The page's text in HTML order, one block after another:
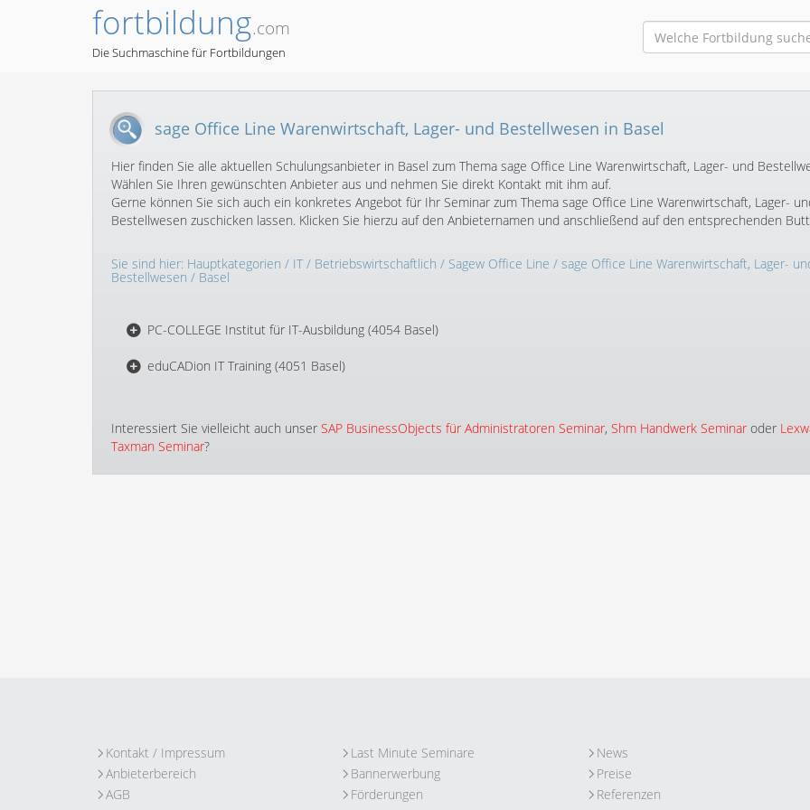
fortbildung.com
Die Suchmaschine für Fortbildungen
sage Office Line Warenwirtschaft, Lager- und Bestellwesen in Basel
Hier finden Sie alle aktuellen Schulungsanbieter in Basel zum Thema sage Office Line Warenwirtschaft, Lager- und
Wählen Sie Ihren gewünschten Anbieter aus und nehmen Sie direkt Kontakt mit ihm auf.
Gerne können Sie sich auch ein konkretes Angebot für Ihr Seminar zum Thema sage Office Line Warenwirtschaft, Lager-
Bestellwesen zuschicken lassen. Klicken Sie hierzu auf den Anbieternamen und anschließend auf den entsprechenden
Sie sind hier: Hauptkategorien / IT/ Betriebswirtschaftlich / Sagew Office Line / sage Office Line Warenwirtschaft, Lager-
Bestellwesen / Basel
PC-COLLEGE Institut für IT-Ausbildung (4054 Basel)
eduCADion IT Training (4051 Basel)
Interessiert Sie vielleicht auch unser SAP BusinessObjects für Administratoren Seminar, Shm Handwerk Seminar oder
Taxman Seminar?
Kontakt / Impressum
Anbieterbereich
AGB
Last Minute Seminare
Bannerwerbung
Förderungen
News
Preise
Referenzen